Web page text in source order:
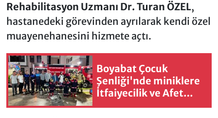
Rehabilitasyon Uzmanı Dr. Turan ÖZEL,
hastanedeki görevinden ayrılarak kendi özel
muayenehanesini hizmete açtı.
Boyabat Çocuk
Şenliği'nde miniklere
İtfaiyecilik ve Afet
Eğitim